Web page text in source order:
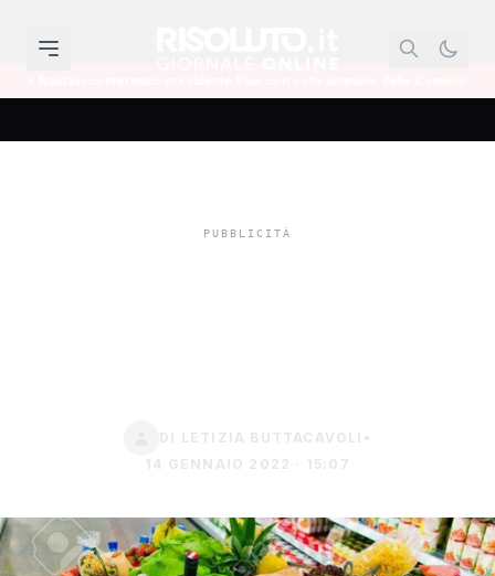
DI LETIZIA BUTTACAVOLI •
14 GENNAIO 2022 · 15:07